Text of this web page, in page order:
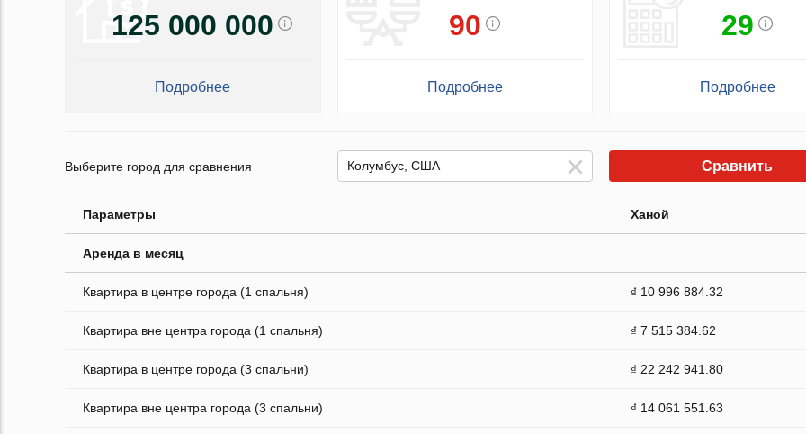
125 000 000
Подробнее
90
Подробнее
29
Подробнее
Выберите город для сравнения Сравнить
Параметры Ханой
Аренда в месяц
Квартира в центре города (1 спальня) ₫ 10 996 884.32
Квартира вне центра города (1 спальня) ₫ 7 515 384.62
Квартира в центре города (3 спальни) ₫ 22 242 941.80
Квартира вне центра города (3 спальни) ₫ 14 061 551.63